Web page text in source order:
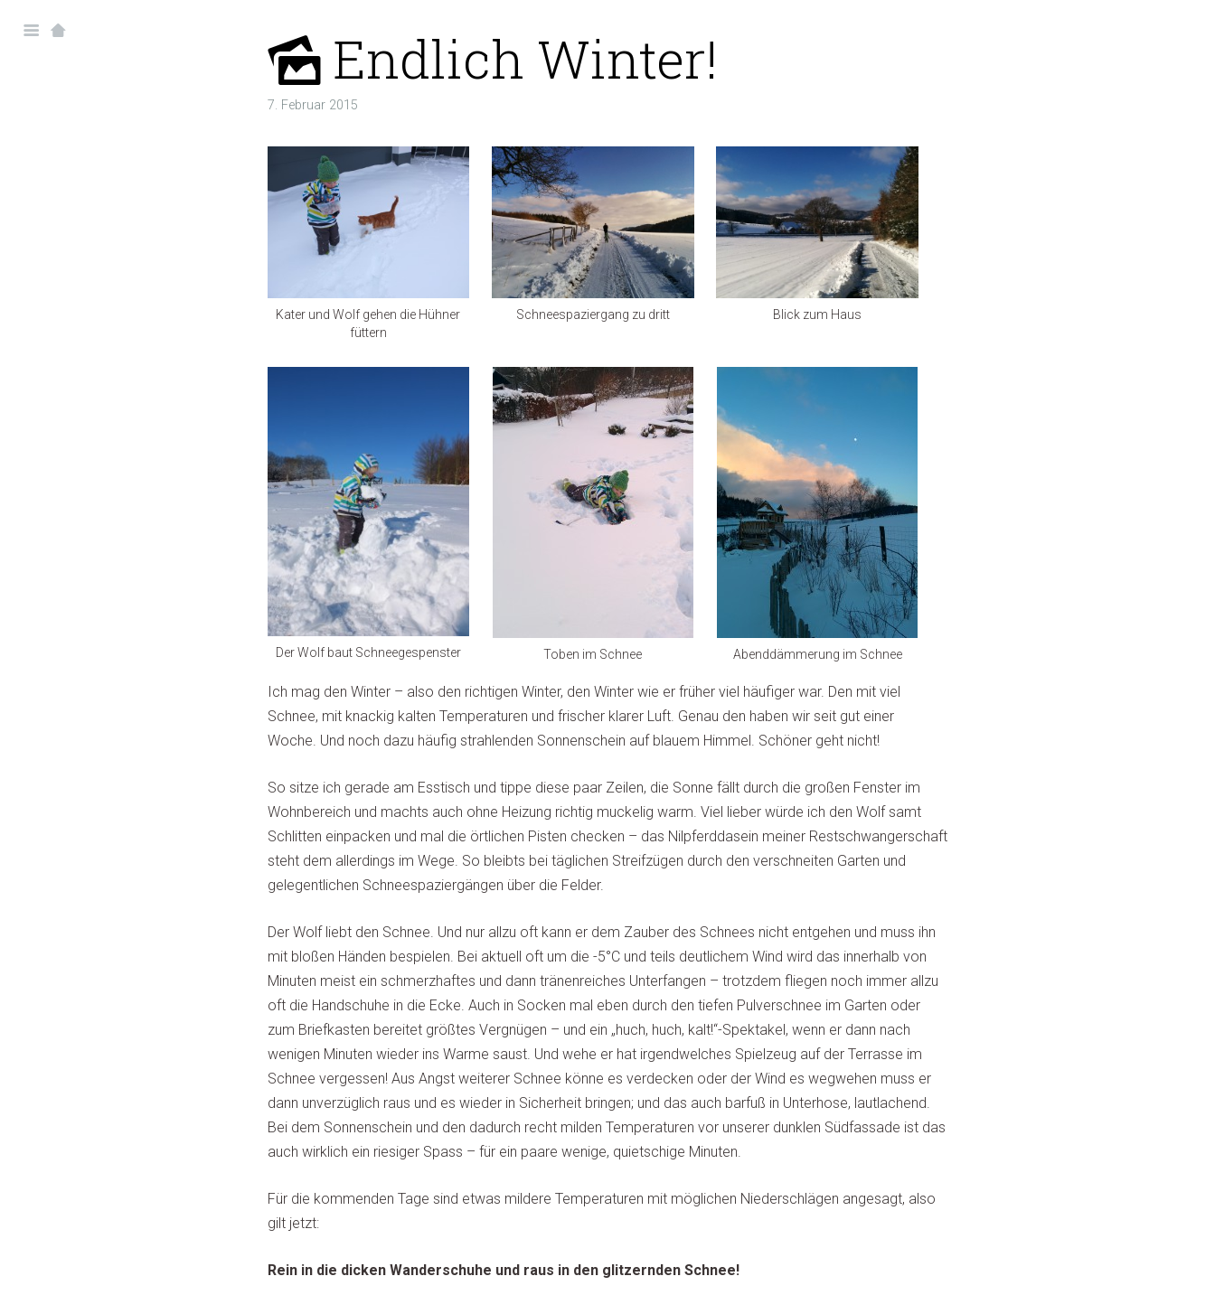
Endlich Winter!
7. Februar 2015
Kater und Wolf gehen die Hühner
füttern
Schneespaziergang zu dritt Blick zum Haus
Der Wolf baut Schneegespenster Toben im Schnee Abenddämmerung im Schnee
Ich mag den Winter – also den richtigen Winter, den Winter wie er früher viel häufiger war. Den mit viel
Schnee, mit knackig kalten Temperaturen und frischer klarer Luft. Genau den haben wir seit gut einer
Woche. Und noch dazu häufig strahlenden Sonnenschein auf blauem Himmel. Schöner geht nicht!
So sitze ich gerade am Esstisch und tippe diese paar Zeilen, die Sonne fällt durch die großen Fenster im
Wohnbereich und machts auch ohne Heizung richtig muckelig warm. Viel lieber würde ich den Wolf samt
Schlitten einpacken und mal die örtlichen Pisten checken – das Nilpferddasein meiner Restschwangerschaft
steht dem allerdings im Wege. So bleibts bei täglichen Streifzügen durch den verschneiten Garten und
gelegentlichen Schneespaziergängen über die Felder.
Der Wolf liebt den Schnee. Und nur allzu oft kann er dem Zauber des Schnees nicht entgehen und muss ihn
mit bloßen Händen bespielen. Bei aktuell oft um die -5°C und teils deutlichem Wind wird das innerhalb von
Minuten meist ein schmerzhaftes und dann tränenreiches Unterfangen – trotzdem fliegen noch immer allzu
oft die Handschuhe in die Ecke. Auch in Socken mal eben durch den tiefen Pulverschnee im Garten oder
zum Briefkasten bereitet größtes Vergnügen – und ein „huch, huch, kalt!“-Spektakel, wenn er dann nach
wenigen Minuten wieder ins Warme saust. Und wehe er hat irgendwelches Spielzeug auf der Terrasse im
Schnee vergessen! Aus Angst weiterer Schnee könne es verdecken oder der Wind es wegwehen muss er
dann unverzüglich raus und es wieder in Sicherheit bringen; und das auch barfuß in Unterhose, lautlachend.
Bei dem Sonnenschein und den dadurch recht milden Temperaturen vor unserer dunklen Südfassade ist das
auch wirklich ein riesiger Spass – für ein paare wenige, quietschige Minuten.
Für die kommenden Tage sind etwas mildere Temperaturen mit möglichen Niederschlägen angesagt, also
gilt jetzt:
Rein in die dicken Wanderschuhe und raus in den glitzernden Schnee!